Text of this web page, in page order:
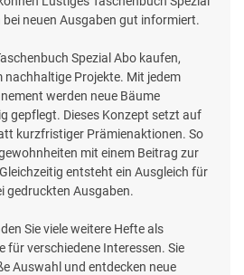
neuen Ausgaben gut informiert.
Spezial Abo kaufen,
nachhaltige Projekte. Mit jedem
werden neue Bäume
gepflegt. Dieses Konzept setzt auf
kurzfristiger Prämienaktionen. So
mit einem Beitrag zur
entsteht ein Ausgleich für
gedruckten Ausgaben.
Sie viele weitere Hefte als
für verschiedene Interessen. Sie
Auswahl und entdecken neue